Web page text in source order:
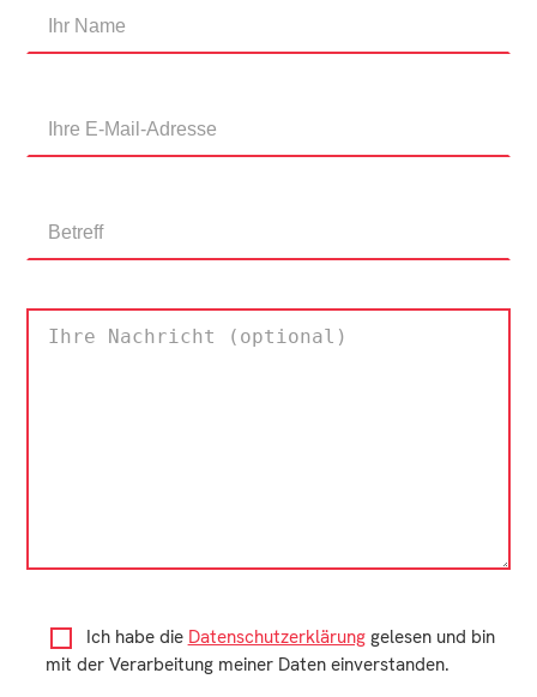
Ich habe die Datenschutzerklärunggelesen und bin
mit der Verarbeitung meiner Daten einverstanden.